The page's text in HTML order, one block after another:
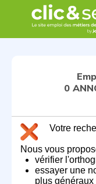
0
Votre
Nous vous
vérifier
essayer une
plus